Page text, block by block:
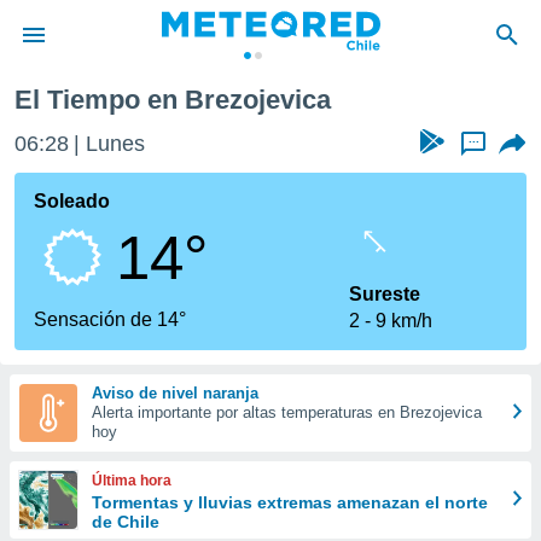
de
por
que se
calidad.
a este
las
y
forma
digital
basada
El Tiempo en Brezojevica
06:28 Lunes ...
Soleado
14°
Sensación de 14°
Sureste
2
9 km/h
Aviso de nivel naranja
Alerta importante por altas temperaturas en Brezojevica
hoy
Última hora
Tormentas y lluvias extremas amenazan el norte
de Chile